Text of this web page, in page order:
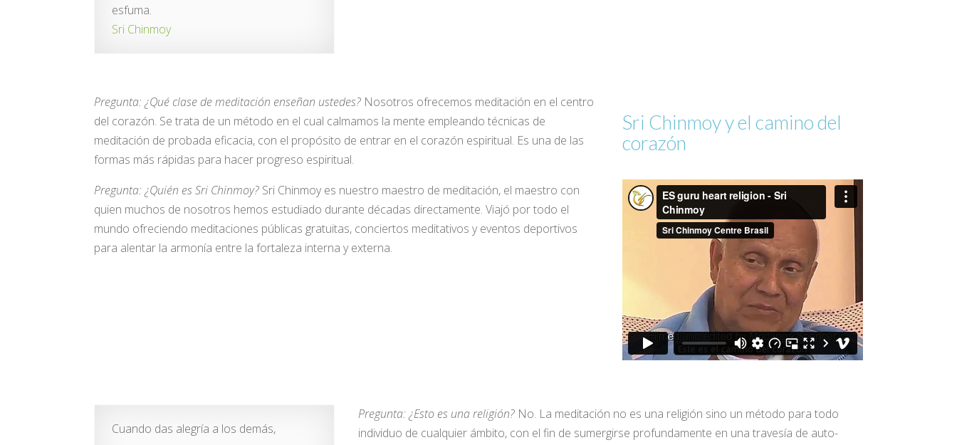
esfuma.
Sri Chinmoy
Pregunta: ¿Qué clase de meditación enseñan ustedes? Nosotros ofrecemos meditación en el centro
del corazón. Se trata de un método en el cual calmamos la mente empleando técnicas de
meditación de probada eficacia, con el propósito de entrar en el corazón espiritual. Es una de las
formas más rápidas para hacer progreso espiritual.
Pregunta: ¿Quién es Sri Chinmoy? Sri Chinmoy es nuestro maestro de meditación, el maestro con
quien muchos de nosotros hemos estudiado durante décadas directamente. Viajó por todo el
mundo ofreciendo meditaciones públicas gratuitas, conciertos meditativos y eventos deportivos
para alentar la armonía entre la fortaleza interna y externa.
Sri Chinmoy y el camino del
corazón
Cuando das alegría a los demás,
Pregunta: ¿Esto es una religión? No. La meditación no es una religión sino un método para todo
individuo de cualquier ámbito, con el fin de sumergirse profundamente en una travesía de auto-